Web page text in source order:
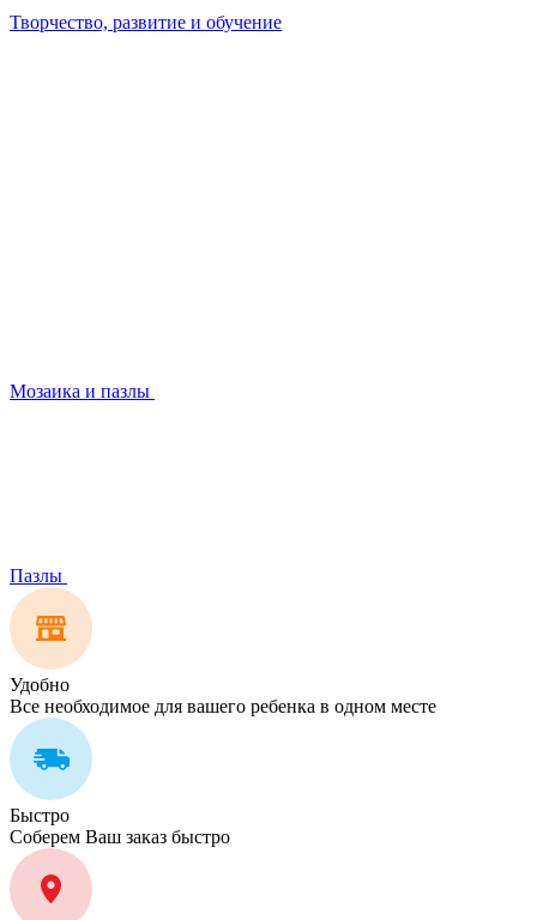
Творчество, развитие и обучение
Мозаика и пазлы
Пазлы
Удобно
Все необходимое для вашего ребенка в одном месте
Быстро
Соберем Ваш заказ быстро